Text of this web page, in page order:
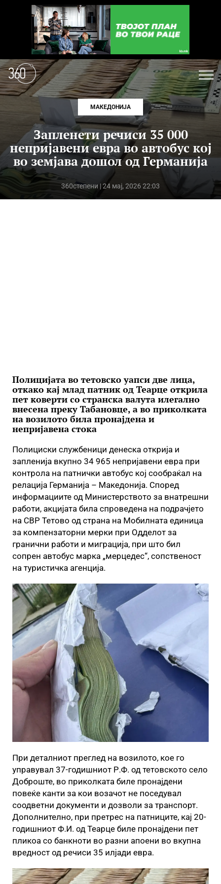
МАКЕДОНИЈА
Запленети речиси 35 000
непријавени евра во автобус кој
во земјава дошол од Германија
360степени | 24 мај, 2026 22:03
Полицијата во тетовско уапси две лица,
откако кај млад патник од Теарце открила
пет коверти со странска валута илегално
внесена преку Табановце, а во приколката
на возилото била пронајдена и
непријавена стока
Полициски службеници денеска открија и
запленија вкупно 34 965 непријавени евра при
контрола на патнички автобус кој сообраќал на
релација Германија – Македонија. Според
информациите од Министерството за внатрешни
работи, акцијата била спроведена на подрачјето
на СВР Тетово од страна на Мобилната единица
за компензаторни мерки при Одделот за
гранични работи и миграција, при што бил
сопрен автобус марка „мерцедес“, сопственост
на туристичка агенција.
При деталниот преглед на возилото, кое го
управувал 37-годишниот Р.Ф. од тетовското село
Доброште, во приколката биле пронајдени
повеќе канти за кои возачот не поседувал
соодветни документи и дозволи за транспорт.
Дополнително, при претрес на патниците, кај 20-
годишниот Ф.И. од Теарце биле пронајдени пет
пликоа со банкноти во разни апоени во вкупна
вредност од речиси 35 илјади евра.